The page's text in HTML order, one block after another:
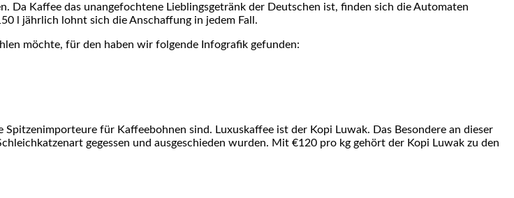
Kaffee das unangefochtene Lieblingsgetränk der Deutschen ist, finden sich die Automaten
l jährlich lohnt sich die Anschaffung in jedem Fall.
möchte, für den haben wir folgende Infografik gefunden:
für Kaffeebohnen sind. Luxuskaffee ist der Kopi Luwak. Das Besondere an dieser
gegessen und ausgeschieden wurden. Mit €120 pro kg gehört der Kopi Luwak zu den